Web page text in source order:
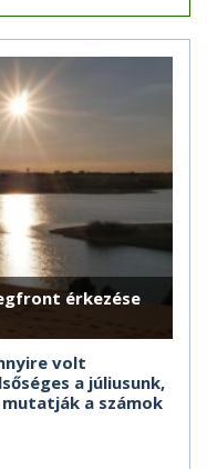
érkezése
volt
a júliusunk,
a számok